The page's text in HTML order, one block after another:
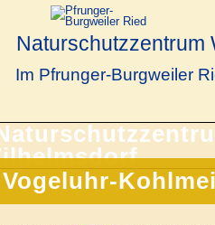
Naturschutzzentrum
Im Pfrunger-Burgweiler
Vogeluhr-